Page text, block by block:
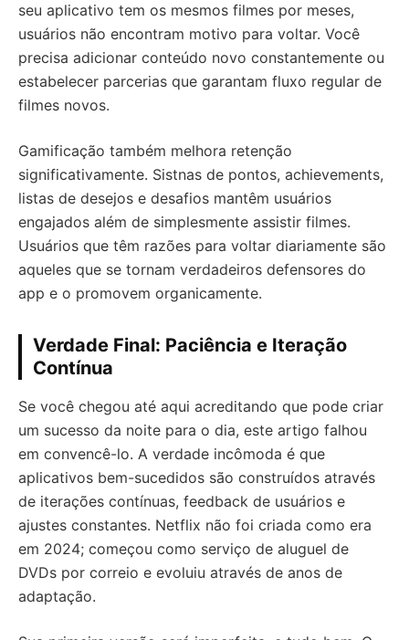
seu aplicativo tem os mesmos filmes por meses,
usuários não encontram motivo para voltar. Você
precisa adicionar conteúdo novo constantemente ou
estabelecer parcerias que garantam fluxo regular de
filmes novos.
Gamificação também melhora retenção
significativamente. Sistnas de pontos, achievements,
listas de desejos e desafios mantêm usuários
engajados além de simplesmente assistir filmes.
Usuários que têm razões para voltar diariamente são
aqueles que se tornam verdadeiros defensores do
app e o promovem organicamente.
Verdade Final: Paciência e Iteração
Contínua
Se você chegou até aqui acreditando que pode criar
um sucesso da noite para o dia, este artigo falhou
em convencê-lo. A verdade incômoda é que
aplicativos bem-sucedidos são construídos através
de iterações contínuas, feedback de usuários e
ajustes constantes. Netflix não foi criada como era
em 2024; começou como serviço de aluguel de
DVDs por correio e evoluiu através de anos de
adaptação.